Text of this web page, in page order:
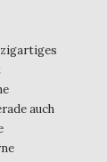
auch